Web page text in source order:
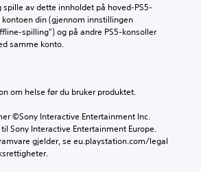
spille av dette innholdet på hoved-PS5-
din (gjennom innstillingen
spilling") og på andre PS5-konsoller
samme konto.
om helse før du bruker produktet.
©Sony Interactive Entertainment Inc.
Sony Interactive Entertainment Europe.
gjelder, se eu.playstation.com/legal